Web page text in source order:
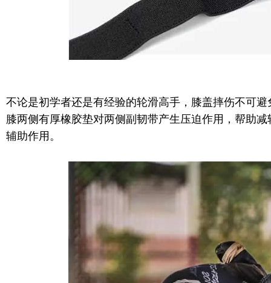
不论是初学者还是有经验的轮滑高手，膝盖摔伤不可
膝两侧有厚橡胶垫对两侧副韧带产生压迫作用，帮助
辅助作用。